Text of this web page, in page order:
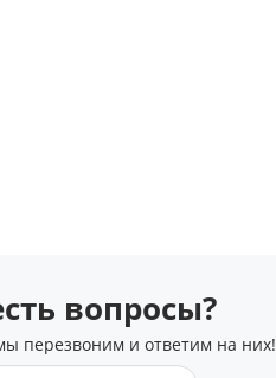
вопросы?
перезвоним и ответим на них!